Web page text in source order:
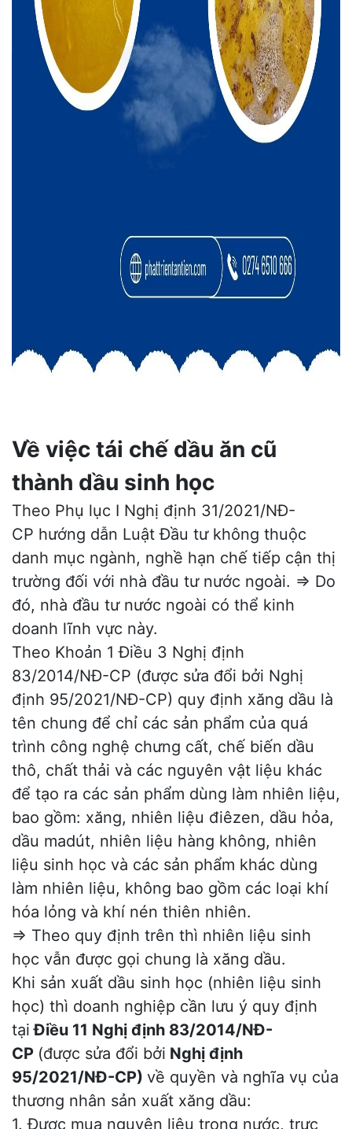
Về việc tái chế dầu ăn cũ
thành dầu sinh học
Theo Phụ lục I Nghị định 31/2021/NĐ-
CP hướng dẫn Luật Đầu tư không thuộc
danh mục ngành, nghề hạn chế tiếp cận thị
trường đối với nhà đầu tư nước ngoài. => Do
đó, nhà đầu tư nước ngoài có thể kinh
doanh lĩnh vực này.
Theo Khoản 1 Điều 3 Nghị định
83/2014/NĐ-CP (được sửa đổi bởi Nghị
định 95/2021/NĐ-CP) quy định xăng dầu là
tên chung để chỉ các sản phẩm của quá
trình công nghệ chưng cất, chế biến dầu
thô, chất thải và các nguyên vật liệu khác
để tạo ra các sản phẩm dùng làm nhiên liệu,
bao gồm: xăng, nhiên liệu điêzen, dầu hỏa,
dầu madút, nhiên liệu hàng không, nhiên
liệu sinh học và các sản phẩm khác dùng
làm nhiên liệu, không bao gồm các loại khí
hóa lỏng và khí nén thiên nhiên.
=> Theo quy định trên thì nhiên liệu sinh
học vẫn được gọi chung là xăng dầu.
Khi sản xuất dầu sinh học (nhiên liệu sinh
học) thì doanh nghiệp cần lưu ý quy định
tại Điều 11 Nghị định 83/2014/NĐ-
CP (được sửa đổi bởi Nghị định
95/2021/NĐ-CP) về quyền và nghĩa vụ của
thương nhân sản xuất xăng dầu:
1. Được mua nguyên liệu trong nước, trực